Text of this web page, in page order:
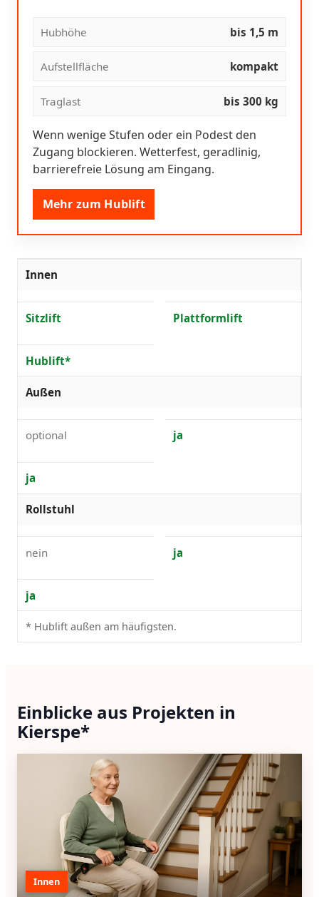
Hubhöhe bis 1,5 m
Aufstellfläche kompakt
Traglast bis 300 kg
Wenn wenige Stufen oder ein Podest den
Zugang blockieren. Wetterfest, geradlinig,
barrierefreie Lösung am Eingang.
Mehr zum Hublift
Innen
Sitzlift Plattformlift
Hublift*
Außen
optional ja
ja
Rollstuhl
nein ja
ja
* Hublift außen am häufigsten.
Einblicke aus Projekten in
Kierspe*
Innen